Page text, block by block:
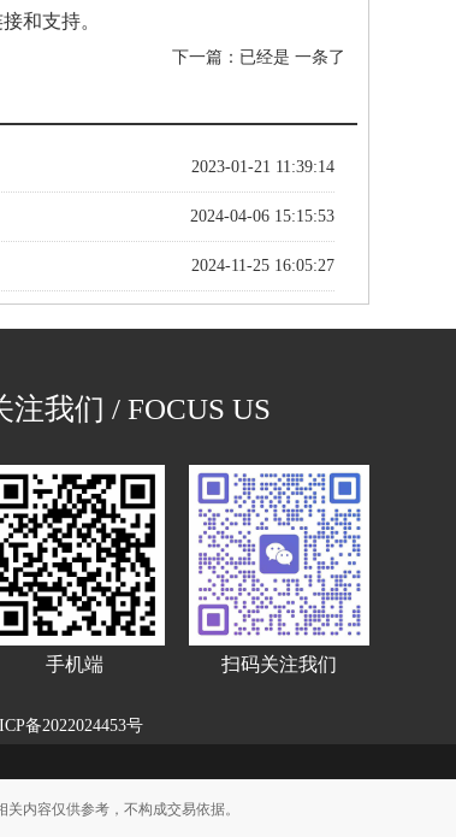
和支持。
下一篇：已经是 一条了
2023-01-21 11:39:14
2024-04-06 15:15:53
2024-11-25 16:05:27
注我们 / FOCUS US
手机端 扫码关注我们
备2022024453号
内容仅供参考，不构成交易依据。